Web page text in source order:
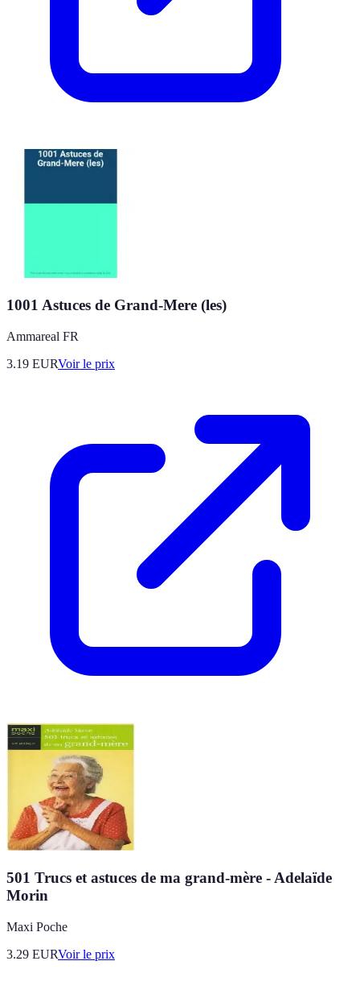
1001 Astuces de Grand-Mere (les)
Ammareal FR
3.19 EURVoir le prix
501 Trucs et astuces de ma grand-mère - Adelaïde
Morin
Maxi Poche
3.29 EURVoir le prix